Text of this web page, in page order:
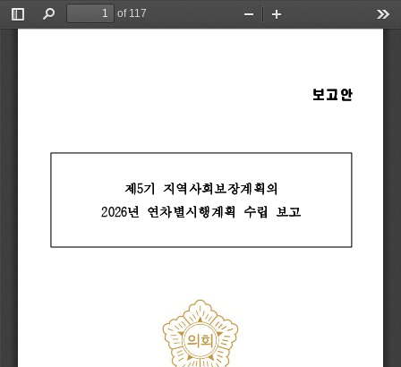
Toggle
Find
of 117
Zoom
보고안
보고안
제 기 지역사회보장계획의
제5기 지역사회보장계획의
년 연차별시행계획 수립 보고
2026년 연차별시행계획 수립 보고